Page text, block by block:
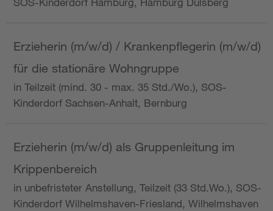
Erzieherin (m/w/d) / Krankenpflegerin (m/w/d)
für die stationäre Wohngruppe
in Teilzeit (mind. 30 - max. 35 Std./Wo.), SOS-
Kinderdorf Sachsen-Anhalt, Bernburg
Erzieherin (m/w/d) als Gruppenleitung im
Krippenbereich
in unbefristeter Anstellung, Teilzeit (33 Std.Wo.), SOS-
Kinderdorf Wilhelmshaven-Friesland, Wilhelmshaven